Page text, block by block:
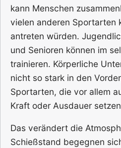
kann Menschen
vielen anderen Sportarten
antreten würden.
und Senioren können im
trainieren. Körperliche
nicht so stark in den
Sportarten, die vor allem
Kraft oder Ausdauer
Das verändert die
Schießstand begegnen